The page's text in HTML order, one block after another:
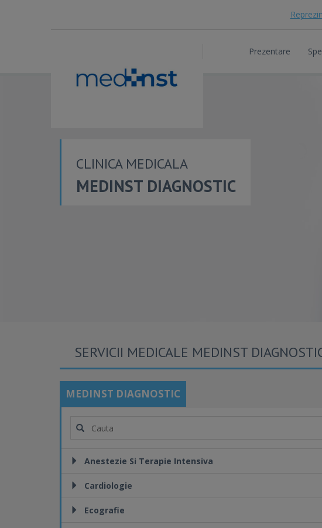
Prezentare
CLINICA MEDICALA
MEDINST DIAGNOSTIC
SERVICII MEDICALE MEDINST
MEDINST DIAGNOSTIC
Anestezie Si Terapie Intensiva
Cardiologie
Ecografie